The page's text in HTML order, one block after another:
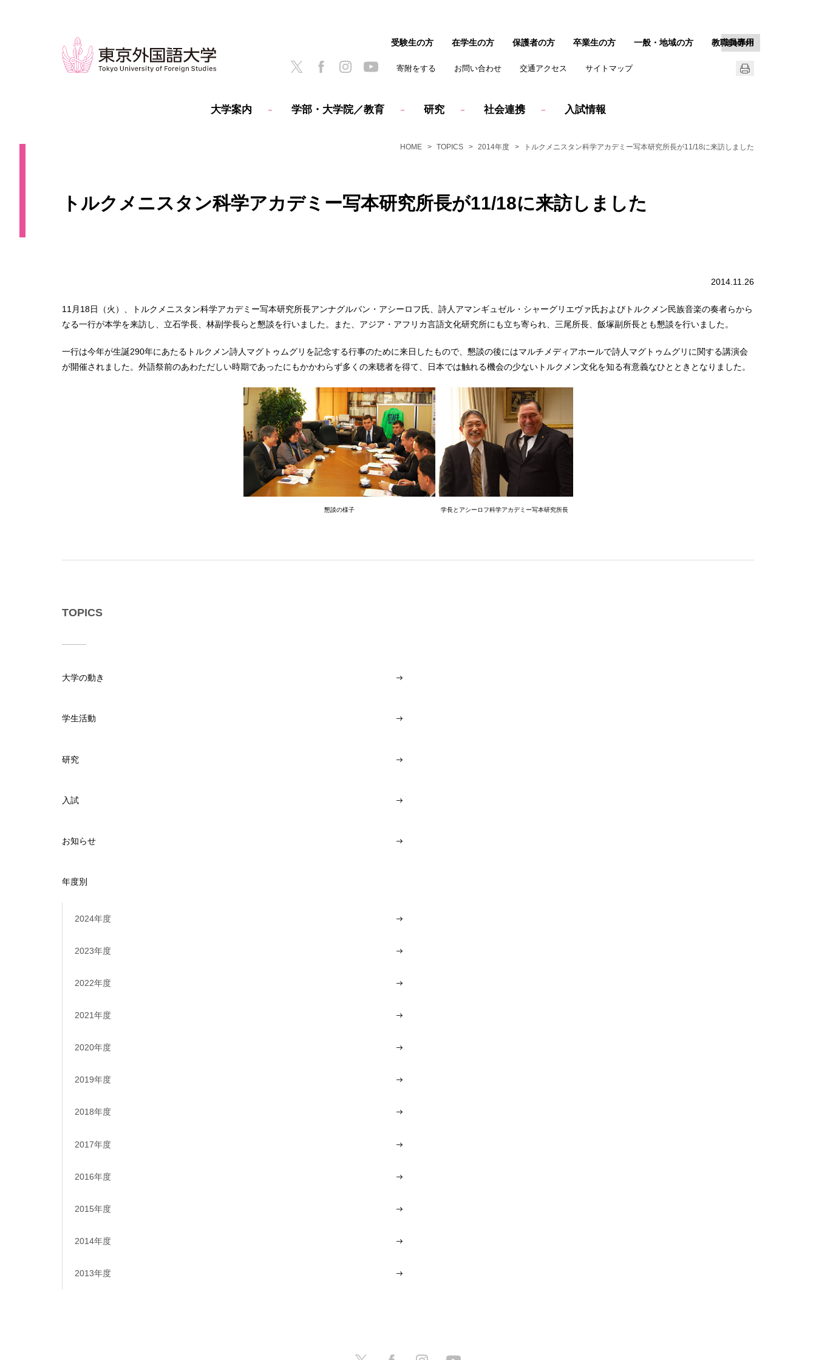
大学案内 学部・大学院／教育 研究 社会連携 入試情報
寄附をする お問い合わせ 交通アクセス サイトマップ
English
受験生の方 在学生の方 保護者の方 卒業生の方 一般・地域の方 教職員専用
HOME TOPICS 2014年度 トルクメニスタン科学アカデミー写本研究所長が11/18に来訪しました
トルクメニスタン科学アカデミー写本研究所長が11/18に来訪しました
2014.11.26
11月18日（火）、トルクメニスタン科学アカデミー写本研究所長アンナグルバン・アシーロフ氏、詩人アマンギュゼル・シャーグリエヴァ氏およびトルクメン民族音楽の奏者らから
なる一行が本学を来訪し、立石学長、林副学長らと懇談を行いました。また、アジア・アフリカ言語文化研究所にも立ち寄られ、三尾所長、飯塚副所長とも懇談を行いました。
一行は今年が生誕290年にあたるトルクメン詩人マグトゥムグリを記念する行事のために来日したもので、懇談の後にはマルチメディアホールで詩人マグトゥムグリに関する講演会
が開催されました。外語祭前のあわただしい時期であったにもかかわらず多くの来聴者を得て、日本では触れる機会の少ないトルクメン文化を知る有意義なひとときとなりました。
懇談の様子 学長とアシーロフ科学アカデミー写本研究所長
TOPICS
大学の動き
学生活動
研究
入試
お知らせ
年度別
2024年度
2023年度
2022年度
2021年度
2020年度
2019年度
2018年度
2017年度
2016年度
2015年度
2014年度
2013年度